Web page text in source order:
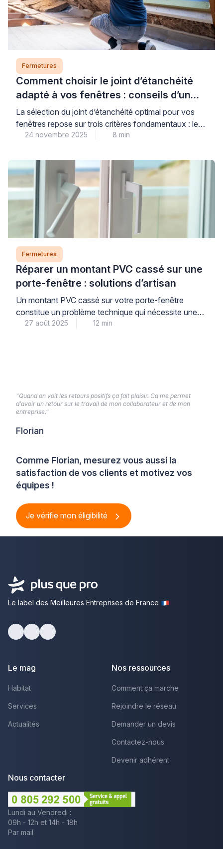
Fermetures
Comment choisir le joint d’étanchéité
adapté à vos fenêtres : conseils d’un
expert
La sélection du joint d’étanchéité optimal pour vos
fenêtres repose sur trois critères fondamentaux : le
matériau de menuiserie, le type d’ouverture et
qualité correctement installés constituent un
investissement stratégique pour votre confort
thermique et acoustique quotidien. Ces éléments
techniques, souvent négligés, influencent
directement votre consommation énergétique […]
24 novembre 2025 8 min
Fermetures
Réparer un montant PVC cassé sur une
porte-fenêtre : solutions d’artisan
Un montant PVC cassé sur votre porte-fenêtre
constitue un problème technique qui nécessite une
intervention appropriée pour maintenir l’intégrité de
à cette situation, l’analyse précise […]
27 août 2025 12 min
Comme Florian, mesurez vous aussi la
satisfaction de vos clients et motivez vos
équipes !
Je vérifie mon éligibilité
“Quand on voit les retours positifs ça fait plaisir. Ca me permet
d’avoir un retour sur le travail de mon collaborateur et de mon
entreprise.”
Florian
Le label des Meilleures Entreprises de France
Le mag
Habitat
Services
Actualités
Nos ressources
Comment ça marche
Rejoindre le réseau
Demander un devis
Contactez-nous
Devenir adhérent
Nous contacter
Lundi au Vendredi :
09h - 12h et 14h - 18h
Par mail